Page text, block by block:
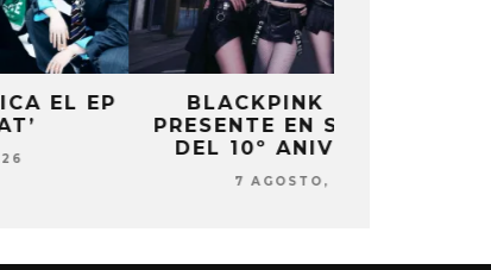
BLACKPINK ESTARÁ
PRESENTE EN SU EVENTO
DEL 10º ANIVERSARIO